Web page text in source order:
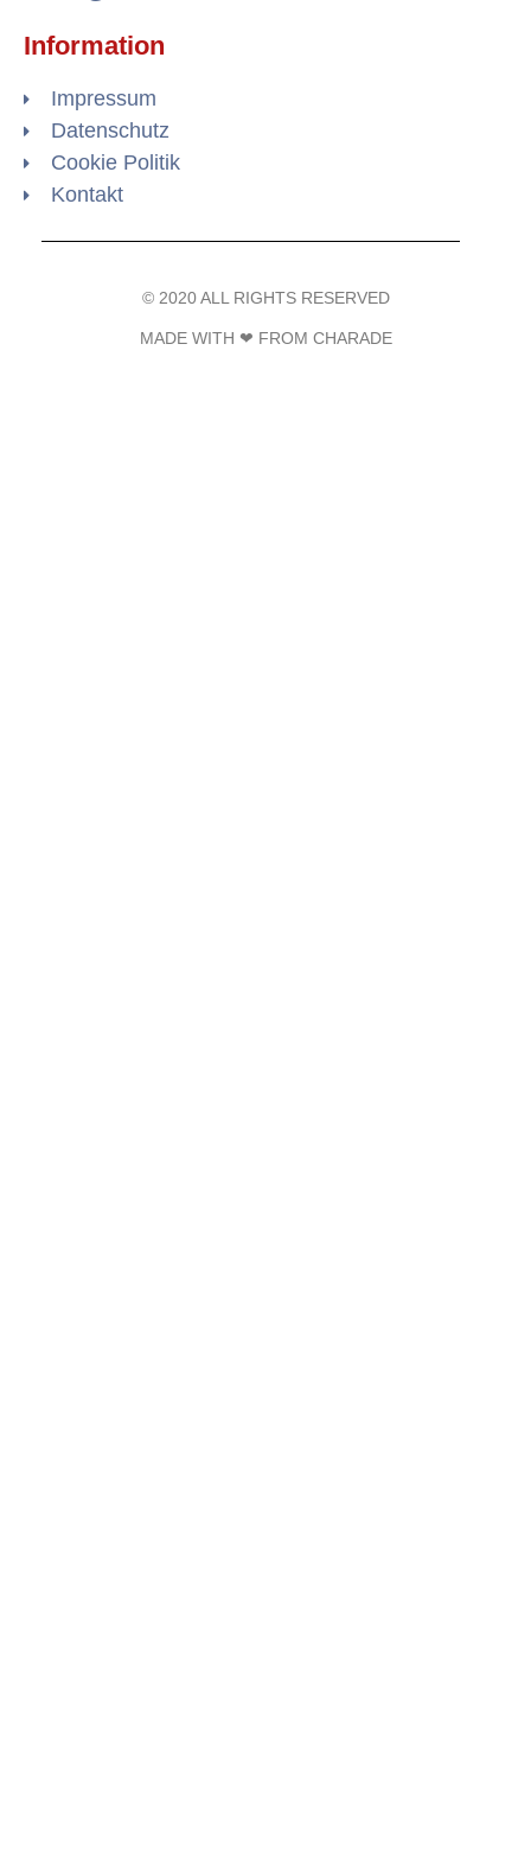
Information
Impressum
Datenschutz
Cookie Politik
Kontakt
© 2020 ALL RIGHTS RESERVED​
MADE WITH ❤ FROM CHARADE